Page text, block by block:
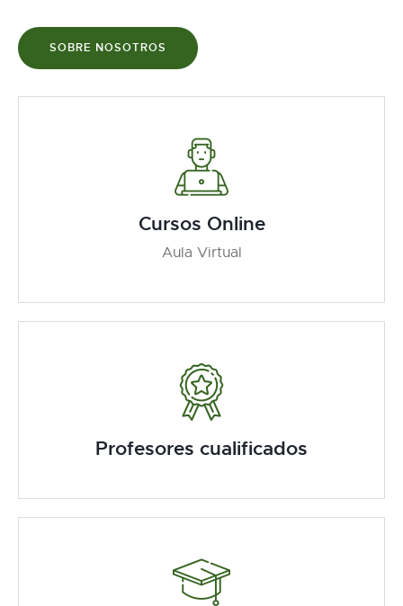
SOBRE NOSOTROS
Cursos Online
Aula Virtual
Profesores cualificados